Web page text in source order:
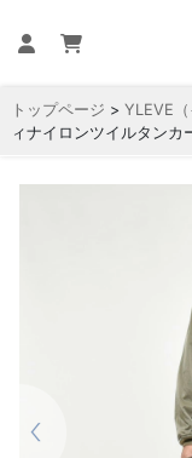
トップページ > YLEVE（
ィナイロンツイルタン